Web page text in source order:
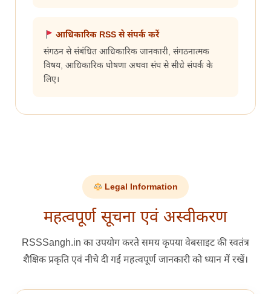
आधिकारिक RSS से संपर्क करें
संगठन से संबंधित आधिकारिक जानकारी, संगठनात्मक
विषय, आधिकारिक घोषणा अथवा संघ से सीधे संपर्क के
लिए।
Legal Information
महत्वपूर्ण सूचना एवं अस्वीकरण
RSSSangh.in का उपयोग करते समय कृपया वेबसाइट की स्वतंत्र
शैक्षिक प्रकृति एवं नीचे दी गई महत्वपूर्ण जानकारी को ध्यान में रखें।